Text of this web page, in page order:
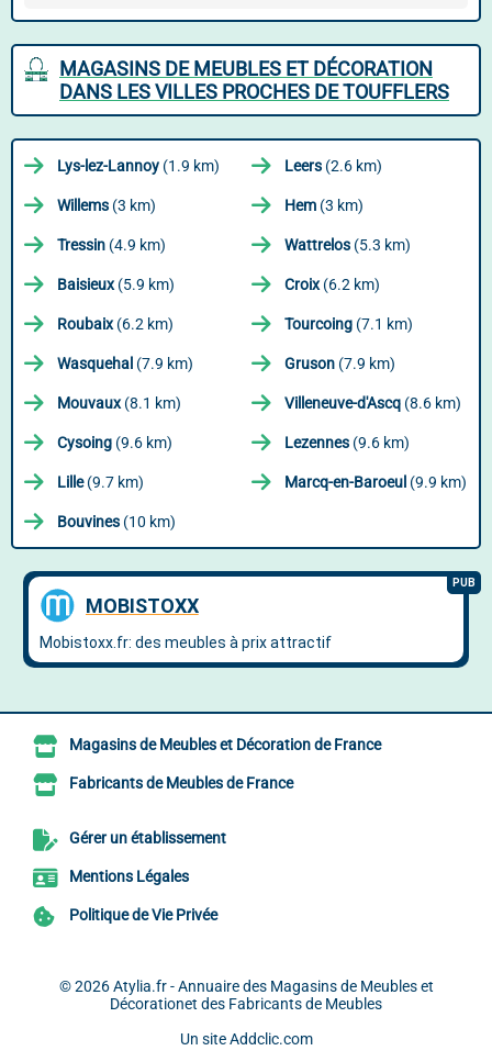
MAGASINS DE MEUBLES ET DÉCORATION
DANS LES VILLES PROCHES DE TOUFFLERS
Lys-lez-Lannoy (1.9 km) Leers (2.6 km)
Willems (3 km) Hem (3 km)
Tressin (4.9 km) Wattrelos (5.3 km)
Baisieux(5.9 km) Croix(6.2 km)
Roubaix(6.2 km) Tourcoing (7.1 km)
Wasquehal (7.9 km) Gruson (7.9 km)
Mouvaux(8.1 km) Villeneuve-d'Ascq (8.6 km)
Cysoing (9.6 km) Lezennes (9.6 km)
Lille(9.7 km) Marcq-en-Baroeul (9.9 km)
Bouvines (10 km)
Magasins de Meubles et Décoration de France
Fabricants de Meubles de France
Gérer un établissement
Mentions Légales
Politique de Vie Privée
© 2026 Atylia.fr - Annuaire des Magasins de Meubles et
Décorationet des Fabricants de Meubles
Un site Addclic.com